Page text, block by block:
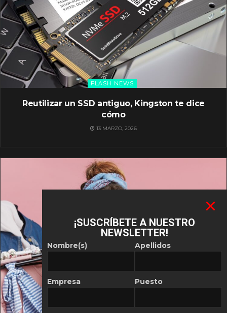
FLASH NEWS
Reutilizar un SSD antiguo, Kingston te dice
cómo
13 MARZO, 2026
¡SUSCRÍBETE A NUESTRO
NEWSLETTER!
Nombre(s)
Empresa
Apellidos
Puesto